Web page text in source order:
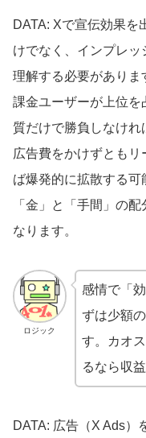
DATA: Xで宣伝効果を
けでなく、インプレ
理解する必要があり
課金ユーザーが上位
質だけで勝負しなけ
広告費をかけずとも
ば爆発的に拡散する
「金」と「手間」の
なります。
ロジック
感情で「
ずは少額
す。カオ
るなら収
DATA: 広告（X Ads）